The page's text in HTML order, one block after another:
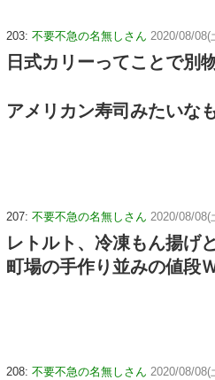
203: 不要不急の名無しさん 2020/08/
日式カリーってことで別
アメリカン寿司みたいな
207: 不要不急の名無しさん 2020/08/
レトルト、冷凍もん揚げ
町場の手作り並みの値段
208: 不要不急の名無しさん 2020/08/08(